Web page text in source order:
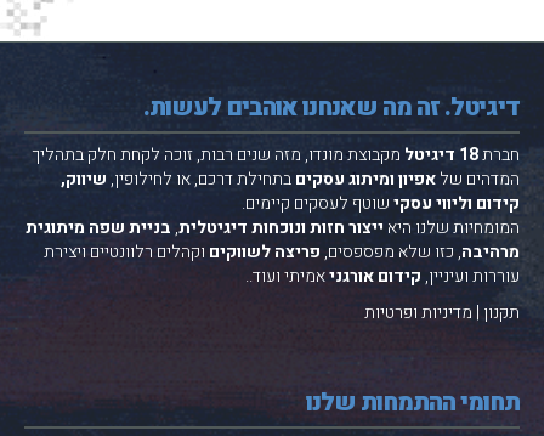
דיגיטל. זה מה שאנחנו אוהבים לעשות.
חברת18 דיגיטל מקבוצתמונדו, מזה שנים רבות, זוכה לקחת חלק בתהליך
המדהים שלאפיון ומיתוג עסקיםבתחילת דרכם, או לחילופין,שיווק,
קידום וליווי עסקישוטף לעסקים קיימים.
המומחיות שלנו היא ייצור חזות ונוכחות דיגיטלית,בניית שפה מיתוגית
מרהיבה, כזו שלא מפספסים,פריצה לשווקים וקהלים רלוונטיים ויצירת
עוררות ועיניין,קידום אורגניאמיתי ועוד..
תקנון | מדיניות ופרטיות
תחומי ההתמחות שלנו